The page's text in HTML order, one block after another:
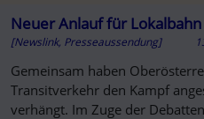
Neuer Anlauf für Lokalbahn
[Newslink, Presseaussendung]
Gemeinsam haben
Transitverkehr den Kampf
verhängt. Im Zuge der